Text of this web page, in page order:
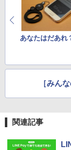
あなたはだあれ
［みん
関連記事